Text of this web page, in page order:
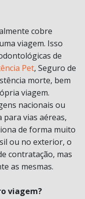
cobre
viagem. Isso
de
Pet, Seguro de
morte, bem
viagem.
nacionais ou
vias aéreas,
de forma muito
ou no exterior, o
contratação, mas
as mesmas.
viagem?